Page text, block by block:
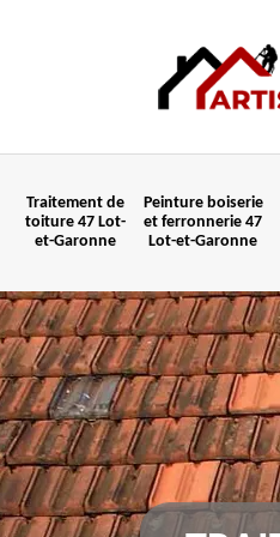
Traitement de
toiture 47 Lot-
et-Garonne
Peinture boiserie
et ferronnerie 47
Lot-et-Garonne